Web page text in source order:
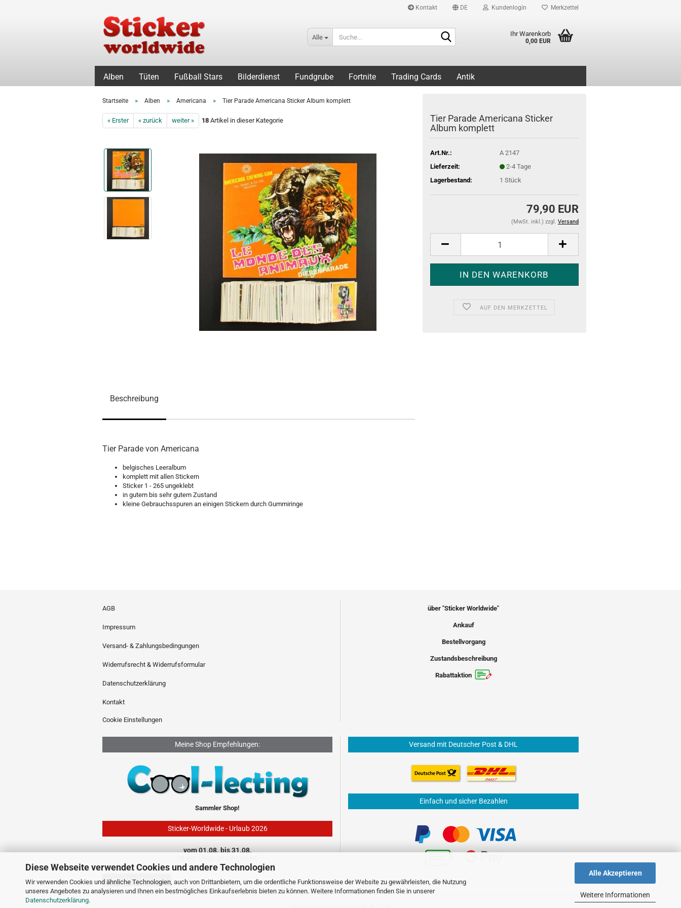
Diese Webseite verwendet Cookies und andere Technologien
Wir verwenden Cookies und ähnliche Technologien, auch von Drittanbietern, um die ordentliche Funktionsweise der Website zu gewährleisten, die Nutzung
unseres Angebotes zu analysieren und Ihnen ein bestmögliches Einkaufserlebnis bieten zu können. Weitere Informationen finden Sie in unserer
Datenschutzerklärung.
Alle Akzeptieren
Weitere Informationen
Kontakt DE Kundenlogin Merkzettel
Alle Ihr Warenkorb
0,00 EUR
Alben Tüten Fußball Stars Bilderdienst Fundgrube Fortnite Trading Cards Antik
Startseite » Alben » Americana » Tier Parade Americana Sticker Album komplett
« Erster « zurück weiter » 18 Artikel in dieser Kategorie
Tier Parade Americana Sticker
Album komplett
Art.Nr.:
A 2147
Lieferzeit:
2-4 Tage
Lagerbestand:
1 Stück
79,90 EUR
(MwSt. inkl.) zzgl. Versand
AUF DEN MERKZETTEL
Beschreibung
Tier Parade von Americana
belgisches Leeralbum
komplett mit allen Stickern
Sticker 1 - 265 ungeklebt
in gutem bis sehr gutem Zustand
kleine Gebrauchsspuren an einigen Stickern durch Gummiringe
AGB
Impressum
Versand- & Zahlungsbedingungen
Widerrufsrecht & Widerrufsformular
Datenschutzerklärung
Kontakt
Cookie Einstellungen
über "Sticker Worldwide"
Ankauf
Bestellvorgang
Zustandsbeschreibung
Rabattaktion
Meine Shop Empfehlungen:
Sammler Shop!
Sticker-Worldwide - Urlaub 2026
vom 01.08. bis 31.08.
Versand mit Deutscher Post & DHL
Einfach und sicher Bezahlen
Vertrag widerrufen